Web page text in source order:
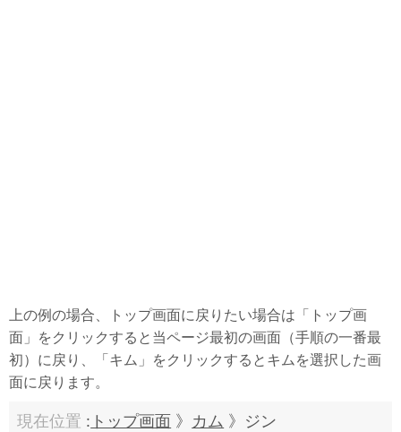
上の例の場合、トップ画面に戻りたい場合は「トップ画
面」をクリックすると当ページ最初の画面（手順の一番最
初）に戻り、「キム」をクリックするとキムを選択した画
面に戻ります。
現在位置 : トップ画面 》 カム 》ジン